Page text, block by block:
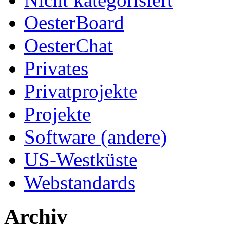
OesterBoard
OesterChat
Privates
Privatprojekte
Projekte
Software (andere)
US-Westküste
Webstandards
Archiv